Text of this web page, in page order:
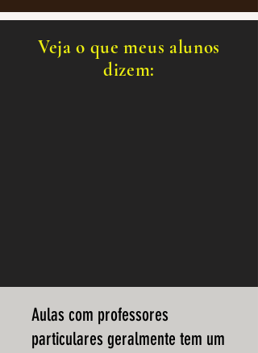
Veja o que meus alunos
dizem:
Aulas com professores
particulares geralmente tem um